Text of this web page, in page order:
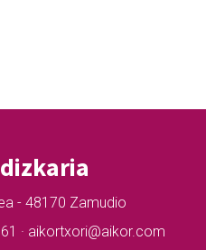
- 48170 Zamudio
· aikortxori@aikor.com